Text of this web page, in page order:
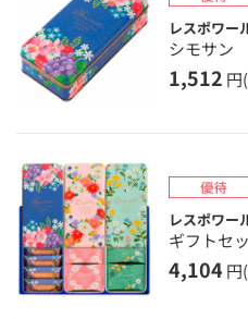
レスポワー
シモサン
1,512 円
レスポワー
ギフトセ
4,104 円